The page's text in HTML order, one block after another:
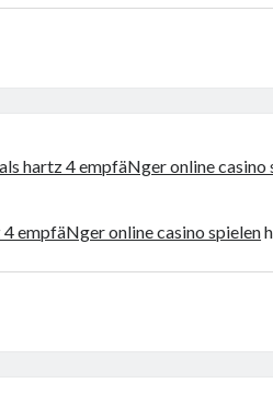
hartz 4 empfäNger online casino
empfäNger online casino spielen